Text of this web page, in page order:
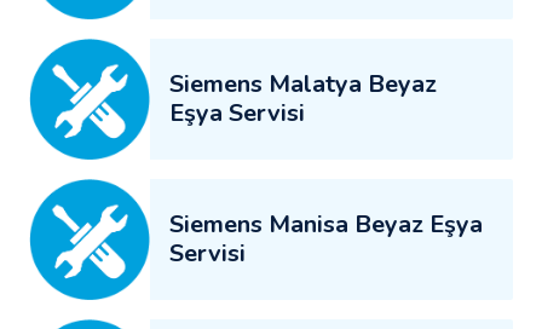
Siemens Malatya Beyaz
Eşya Servisi
Siemens Manisa Beyaz Eşya
Servisi